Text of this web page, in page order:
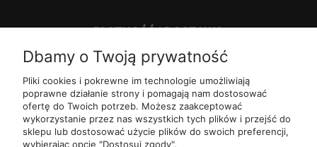
PŁATNOŚĆ I DOSTAWA
INFORMACJE
O NAS
Dbamy o Twoją prywatność
Pliki cookies i pokrewne im technologie umożliwiają
poprawne działanie strony i pomagają nam dostosować
ofertę do Twoich potrzeb. Możesz zaakceptować
wykorzystanie przez nas wszystkich tych plików i przejść do
sklepu lub dostosować użycie plików do swoich preferencji,
wybierając opcję "Dostosuj zgody".